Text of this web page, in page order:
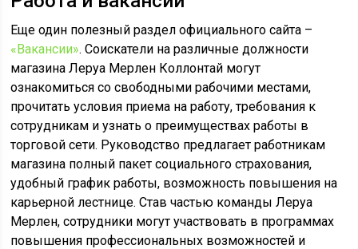
Еще один полезный раздел официального сайта –
«Вакансии». Соискатели на различные должности
магазина Леруа Мерлен Коллонтай могут
ознакомиться со свободными рабочими местами,
прочитать условия приема на работу, требования к
сотрудникам и узнать о преимуществах работы в
торговой сети. Руководство предлагает работникам
магазина полный пакет социального страхования,
удобный график работы, возможность повышения на
карьерной лестнице. Став частью команды Леруа
Мерлен, сотрудники могут участвовать в программах
повышения профессиональных возможностей и